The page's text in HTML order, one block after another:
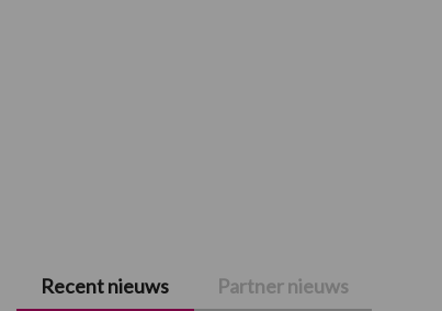
Primaire
Recent nieuws Partner nieuws